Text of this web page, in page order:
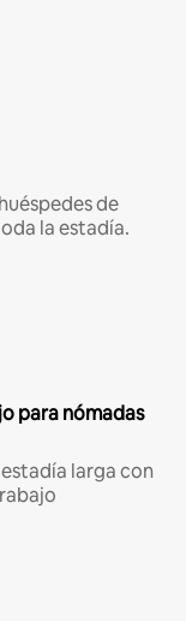
de
la estadía.
para nómadas
larga con